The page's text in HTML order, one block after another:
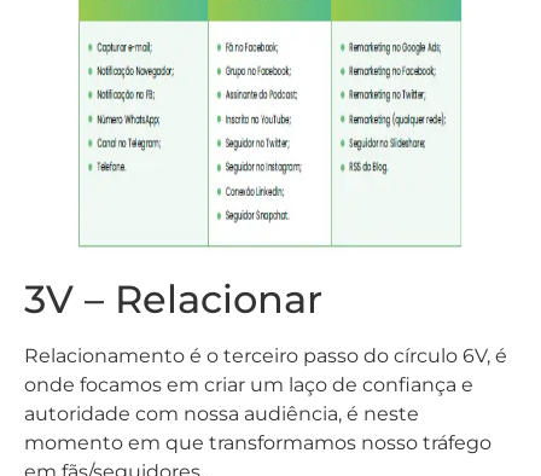
3V – Relacionar
Relacionamento é o terceiro passo do círculo 6V, é
onde focamos em criar um laço de confiança e
autoridade com nossa audiência, é neste
momento em que transformamos nosso tráfego